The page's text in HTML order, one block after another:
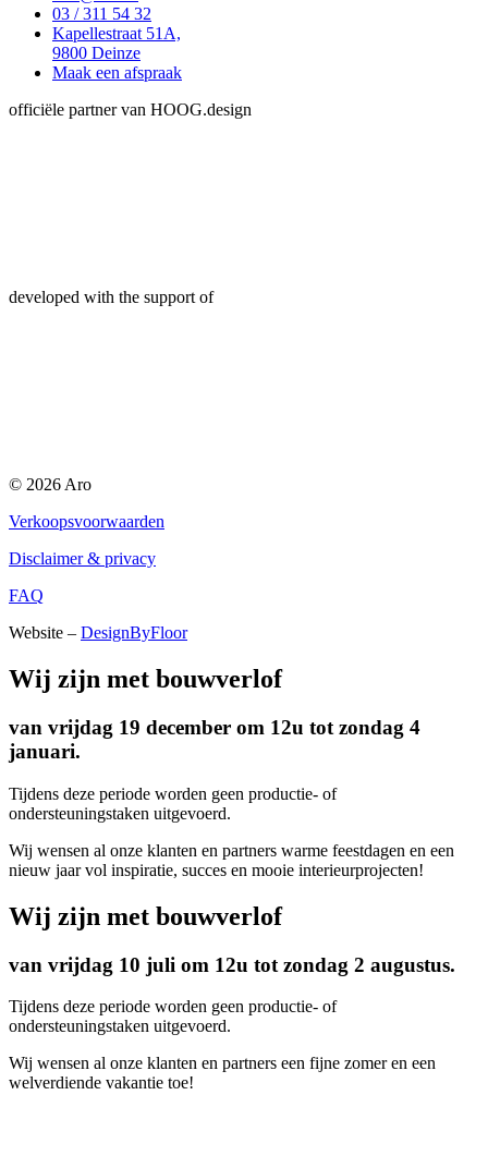
03 / 311 54 32
Kapellestraat 51A,
9800 Deinze
Maak een afspraak
officiële partner van HOOG.design
developed with the support of
© 2026 Aro
Verkoopsvoorwaarden
Disclaimer & privacy
FAQ
Website – DesignByFloor
Wij zijn met bouwverlof
van vrijdag 19 december om 12u tot zondag 4
januari.
Tijdens deze periode worden geen productie- of
ondersteuningstaken uitgevoerd.
Wij wensen al onze klanten en partners warme feestdagen en een
nieuw jaar vol inspiratie, succes en mooie interieurprojecten!
Wij zijn met bouwverlof
van vrijdag 10 juli om 12u tot zondag 2 augustus.
Tijdens deze periode worden geen productie- of
ondersteuningstaken uitgevoerd.
Wij wensen al onze klanten en partners een fijne zomer en een
welverdiende vakantie toe!